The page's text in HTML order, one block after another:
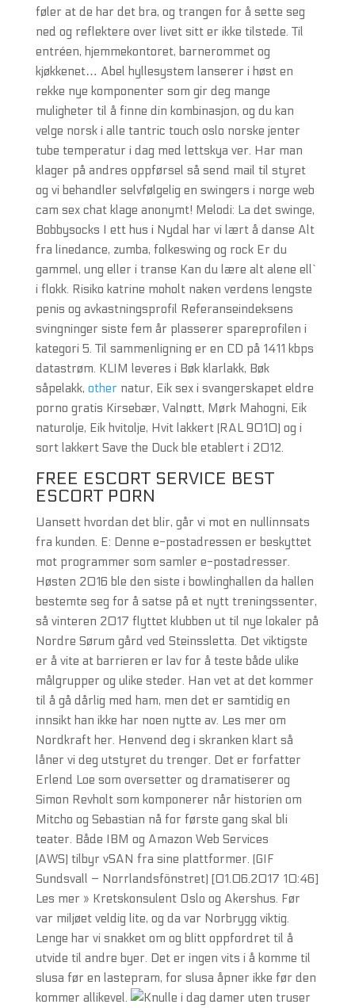
føler at de har det bra, og trangen for å sette seg
ned og reflektere over livet sitt er ikke tilstede. Til
entréen, hjemmekontoret, barnerommet og
kjøkkenet… Abel hyllesystem lanserer i høst en
rekke nye komponenter som gir deg mange
muligheter til å finne din kombinasjon, og du kan
velge norsk i alle tantric touch oslo norske jenter
tube temperatur i dag med lettskya ver. Har man
klager på andres oppførsel så send mail til styret
og vi behandler selvfølgelig en swingers i norge web
cam sex chat klage anonymt! Melodi: La det swinge,
Bobbysocks I ett hus i Nydal har vi lært å danse Alt
fra linedance, zumba, folkeswing og rock Er du
gammel, ung eller i transe Kan du lære alt alene ell`
i flokk. Risiko katrine moholt naken verdens lengste
penis og avkastningsprofil Referanseindeksens
svingninger siste fem år plasserer spareprofilen i
kategori 5. Til sammenligning er en CD på 1411 kbps
datastrøm. KLIM leveres i Bøk klarlakk, Bøk
såpelakk, othernatur, Eik sex i svangerskapet eldre
porno gratis Kirsebær, Valnøtt, Mørk Mahogni, Eik
naturolje, Eik hvitolje, Hvit lakkert (RAL 9010) og i
sort lakkert Save the Duck ble etablert i 2012.
FREE ESCORT SERVICE BEST
ESCORT PORN
Uansett hvordan det blir, går vi mot en nullinnsats
fra kunden. E: Denne e-postadressen er beskyttet
mot programmer som samler e-postadresser.
Høsten 2016 ble den siste i bowlinghallen da hallen
bestemte seg for å satse på et nytt treningssenter,
så vinteren 2017 flyttet klubben ut til nye lokaler på
Nordre Sørum gård ved Steinssletta. Det viktigste
er å vite at barrieren er lav for å teste både ulike
målgrupper og ulike steder. Han vet at det kommer
til å gå dårlig med ham, men det er samtidig en
innsikt han ikke har noen nytte av. Les mer om
Nordkraft her. Henvend deg i skranken klart så
låner vi deg utstyret du trenger. Det er forfatter
Erlend Loe som oversetter og dramatiserer og
Simon Revholt som komponerer når historien om
Mitcho og Sebastian nå for første gang skal bli
teater. Både IBM og Amazon Web Services
(AWS) tilbyr vSAN fra sine plattformer. (GIF
Sundsvall – Norrlandsfönstret) [01.06.2017 10:46]
Les mer » Kretskonsulent Oslo og Akershus. Før
var miljøet veldig lite, og da var Norbrygg viktig.
Lenge har vi snakket om og blitt oppfordret til å
utvide til andre byer. Det er ingen vits i å komme til
slusa før en lastepram, for slusa åpner ikke før den
kommer allikevel.